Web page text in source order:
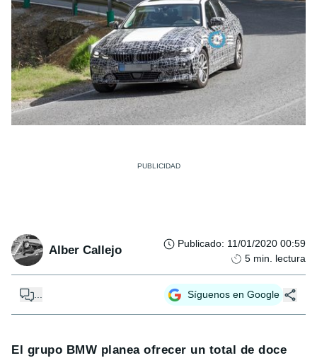
Alber Callejo Publicado: 11/01/2020 00:59
5 min. lectura
... Síguenos en Google
El grupo BMW planea ofrecer un total de doce